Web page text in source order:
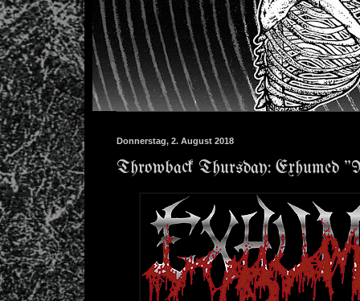
Donnerstag, 2. August 2018
Throwback Thursday: Exhumed